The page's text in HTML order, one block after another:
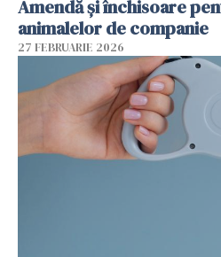
Amendă și închisoare
animalelor de companie
27 FEBRUARIE 2026